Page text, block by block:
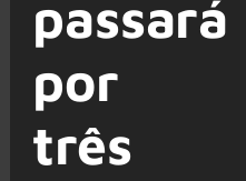
passará
por
três